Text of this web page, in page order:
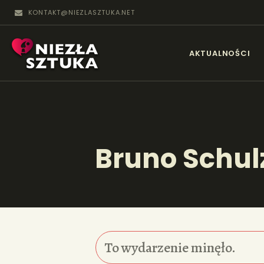
KONTAKT@NIEZLASZTUKA.NET
AKTUALNOŚCI
Bruno
To wydarzenie minęło.